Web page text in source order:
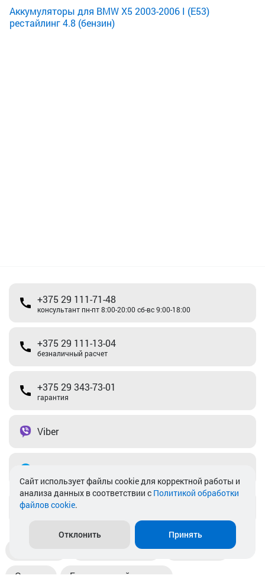
Аккумуляторы для BMW X5 2003-2006 I (E53)
рестайлинг 4.8 (бензин)
+375 29 111-71-48
консультант пн-пт 8:00-20:00 сб-вс 9:00-18:00
+375 29 111-13-04
безналичный расчет
+375 29 343-73-01
гарантия
Viber
info@akkamulik.by
Пункты выдачи Магазины
Оплата Безналичный расчет
Cайт использует файлы cookie для корректной работы и
анализа данных в соответствии с Политикой обработки
файлов cookie.
Отклонить Принять